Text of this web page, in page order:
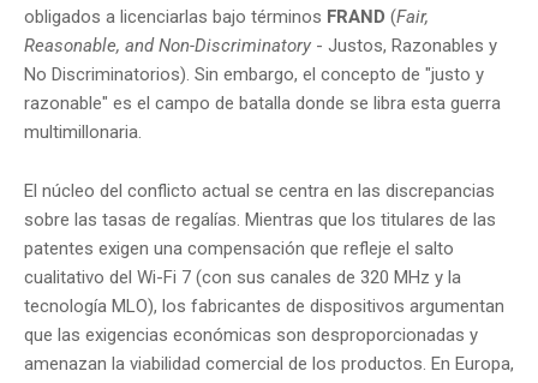
obligados a licenciarlas bajo términos FRAND (Fair,
Reasonable, and Non-Discriminatory - Justos, Razonables y
No Discriminatorios). Sin embargo, el concepto de "justo y
razonable" es el campo de batalla donde se libra esta guerra
multimillonaria.
El núcleo del conflicto actual se centra en las discrepancias
sobre las tasas de regalías. Mientras que los titulares de las
patentes exigen una compensación que refleje el salto
cualitativo del Wi-Fi 7 (con sus canales de 320 MHz y la
tecnología MLO), los fabricantes de dispositivos argumentan
que las exigencias económicas son desproporcionadas y
amenazan la viabilidad comercial de los productos. En Europa,